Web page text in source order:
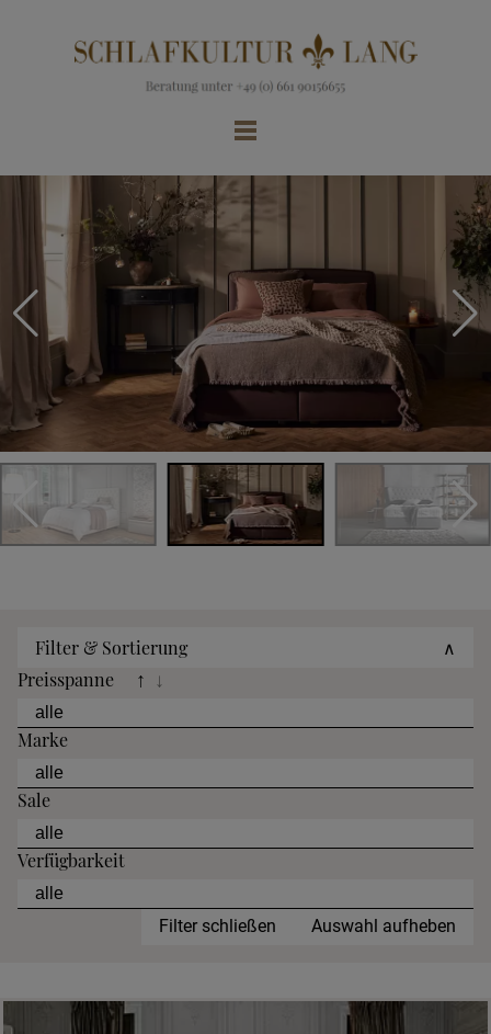
Filter & Sortierung
∧
Preisspanne
↑ ↓
Marke
Sale
Verfügbarkeit
Filter schließen Auswahl aufheben